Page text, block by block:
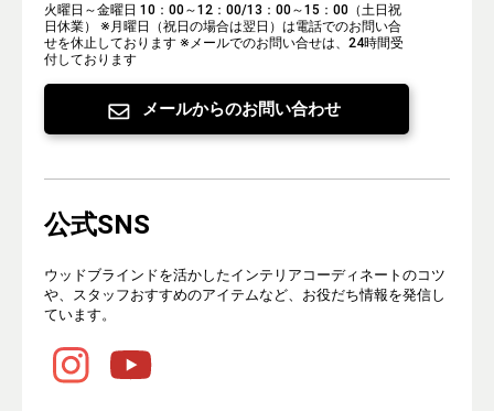
火曜日～金曜日 10：00～12：00/13：00～15：00（土日祝
日休業）
※月曜日（祝日の場合は翌日）は電話でのお問い合
せを休止しております ※メールでのお問い合せは、24時間受
付しております
メールからのお問い合わせ
公式SNS
ウッドブラインドを活かしたインテリアコーディネートのコツ
や、スタッフおすすめのアイテムなど、お役だち情報を発信し
ています。